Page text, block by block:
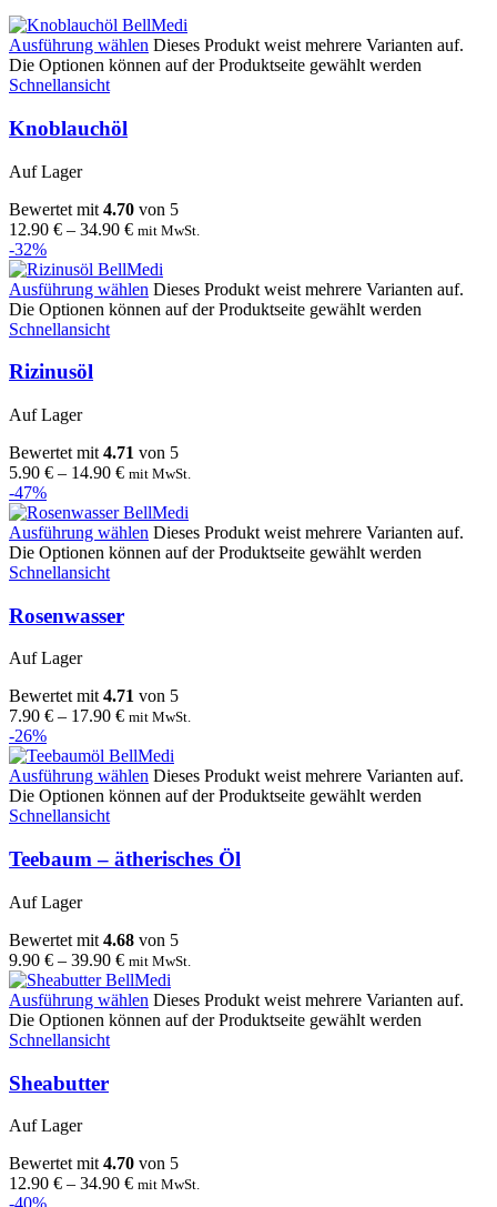
Ausführung wählen Dieses Produkt weist mehrere Varianten auf.
Die Optionen können auf der Produktseite gewählt werden
Schnellansicht
Knoblauchöl
Auf Lager
Bewertet mit 4.70 von 5
12.90 € – 34.90 € mit MwSt.
-32%
Ausführung wählen Dieses Produkt weist mehrere Varianten auf.
Die Optionen können auf der Produktseite gewählt werden
Schnellansicht
Rizinusöl
Auf Lager
Bewertet mit 4.71 von 5
5.90 € – 14.90 € mit MwSt.
-47%
Ausführung wählen Dieses Produkt weist mehrere Varianten auf.
Die Optionen können auf der Produktseite gewählt werden
Schnellansicht
Rosenwasser
Auf Lager
Bewertet mit4.71 von 5
7.90 € – 17.90 € mit MwSt.
-26%
Ausführung wählen Dieses Produkt weist mehrere Varianten auf.
Die Optionen können auf der Produktseite gewählt werden
Schnellansicht
Teebaum – ätherisches Öl
Auf Lager
Bewertet mit 4.68 von 5
9.90 € – 39.90 € mit MwSt.
Ausführung wählen Dieses Produkt weist mehrere Varianten auf.
Die Optionen können auf der Produktseite gewählt werden
Schnellansicht
Sheabutter
Auf Lager
Bewertet mit 4.70 von 5
12.90 € – 34.90 € mit MwSt.